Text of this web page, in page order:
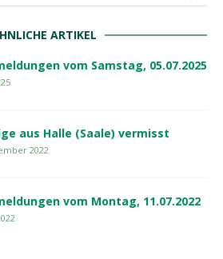
ARTIKEL
vom Samstag, 05.07.2025
aus Halle (Saale) vermisst
2022
vom Montag, 11.07.2022